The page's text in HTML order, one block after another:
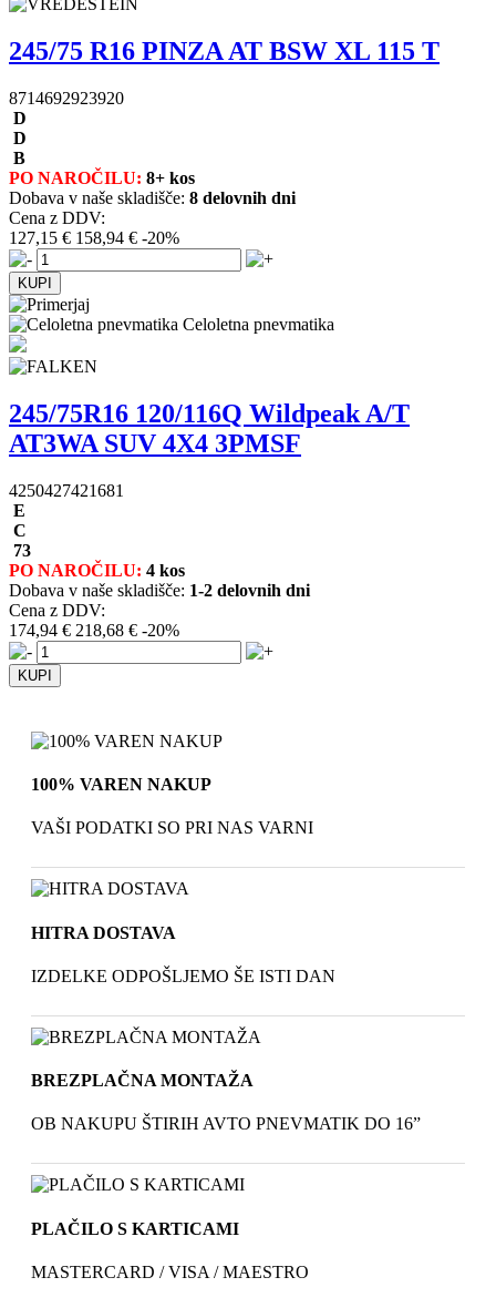
245/75 R16 PINZA AT BSW XL 115 T
8714692923920
D
D
B
PO NAROČILU: 8+ kos
Dobava v naše skladišče: 8 delovnih dni
Cena z DDV:
127,15 € 158,94 € -20%
Celoletna pnevmatika
245/75R16 120/116Q Wildpeak A/T
AT3WA SUV 4X4 3PMSF
4250427421681
E
C
73
PO NAROČILU: 4 kos
Dobava v naše skladišče: 1-2 delovnih dni
Cena z DDV:
174,94 € 218,68 € -20%
100% VAREN NAKUP
VAŠI PODATKI SO PRI NAS VARNI
HITRA DOSTAVA
IZDELKE ODPOŠLJEMO ŠE ISTI DAN
BREZPLAČNA MONTAŽA
OB NAKUPU ŠTIRIH AVTO PNEVMATIK DO 16”
PLAČILO S KARTICAMI
MASTERCARD / VISA / MAESTRO